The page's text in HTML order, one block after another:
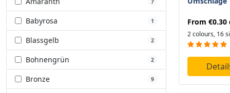
Babyrosa 1
Blassgelb 2
Bohnengrün 2
Bronze 9
From €0.30
2 colours, 16